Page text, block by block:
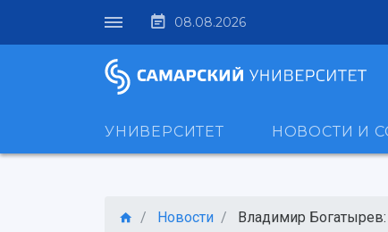
08.08.2026
УНИВЕРСИТЕТ НОВОСТИ И
Новости Владимир Богатырев: